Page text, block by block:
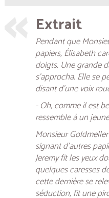
Extrait
Pendant que
papiers, Élisabeth
doigts. Une grande
s’approcha. Elle se
disant d’une voix
- Oh, comme il est
ressemble à un
Monsieur
signant d’autres
Jeremy fit les yeux
quelques caresses
cette dernière se
séduction, fit une